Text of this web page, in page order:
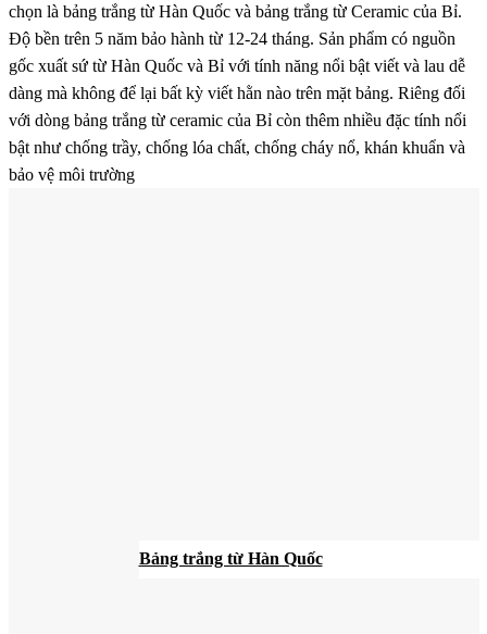
chọn là bảng trắng từ Hàn Quốc và bảng trắng từ Ceramic của Bỉ.
Độ bền trên 5 năm bảo hành từ 12-24 tháng. Sản phẩm có nguồn
gốc xuất sứ từ Hàn Quốc và Bỉ với tính năng nổi bật viết và lau dễ
dàng mà không để lại bất kỳ viết hằn nào trên mặt bảng. Riêng đối
với dòng bảng trắng từ ceramic của Bỉ còn thêm nhiều đặc tính nổi
bật như chống trầy, chống lóa chất, chống cháy nổ, khán khuẩn và
bảo vệ môi trường
Bảng trắng từ Hàn Quốc